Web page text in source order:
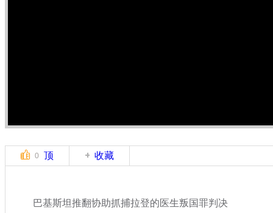
0 顶 收藏
巴基斯坦推翻协助抓捕拉登的医生叛国罪判决